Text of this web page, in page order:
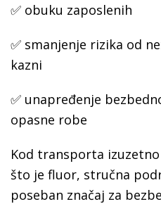
✅ obuku zaposlenih
✅ smanjenje rizika od
kazni
✅ unapređenje
opasne robe
Kod transporta
što je fluor, stručna
poseban značaj za